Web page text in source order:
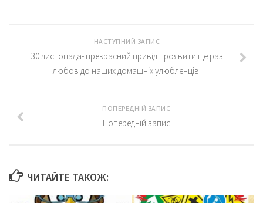
НАСТУПНИЙ ЗАПИС
30 листопада- прекрасний привід проявити ще раз
любов до наших домашніх улюбленців.
ПОПЕРЕДНІЙ ЗАПИС
Попередній запис
ЧИТАЙТЕ ТАКОЖ: